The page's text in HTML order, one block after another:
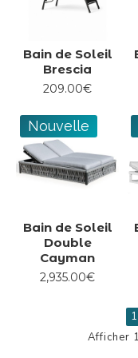
Bain de Soleil
Brescia
209.00€
Nouvelle
Bain de Soleil
Double
Cayman
2,935.00€
1
Afficher